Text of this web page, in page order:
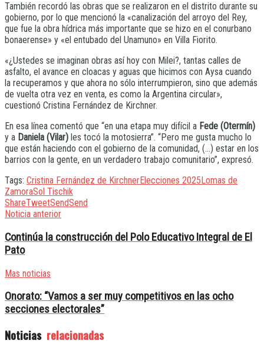
También recordó las obras que se realizaron en el distrito durante su
gobierno, por lo que mencionó la «canalización del arroyo del Rey,
que fue la obra hídrica más importante que se hizo en el conurbano
bonaerense» y «el entubado del Unamuno» en Villa Fiorito.
«¿Ustedes se imaginan obras así hoy con Milei?, tantas calles de
asfalto, el avance en cloacas y aguas que hicimos con Aysa cuando
la recuperamos y que ahora no sólo interrumpieron, sino que además
de vuelta otra vez en venta, es como la Argentina circular»,
cuestionó Cristina Fernández de Kirchner.
En esa línea comentó que “en una etapa muy difícil a Fede (Otermín)
y a Daniela (Vilar) les tocó la motosierra”. “Pero me gusta mucho lo
que están haciendo con el gobierno de la comunidad, (…) estar en los
barrios con la gente, en un verdadero trabajo comunitario”, expresó.
Tags: Cristina Fernández de KirchnerElecciones 2025 Lomas de
ZamoraSol Tischik
ShareTweetSendSend
Noticia anterior
Continúa la construcción del Polo Educativo Integral de El
Pato
Mas noticias
Onorato: “Vamos a ser muy competitivos en las ocho
secciones electorales”
Noticias relacionadas